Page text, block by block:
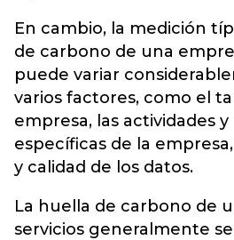
En cambio, la medición
de carbono de una
puede variar
varios factores, como el
empresa, las actividades
específicas de la
y calidad de los datos.
La huella de carbono de
servicios generalmente